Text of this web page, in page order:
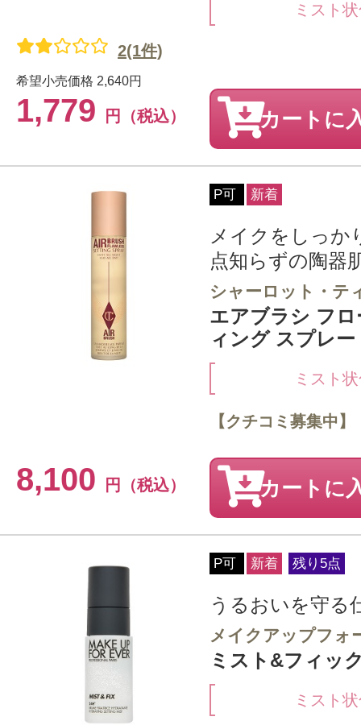
ミスト
希望小売価格 2,640円
1,779 円（税込）
2(1件)
カートに
P可 新着
メイクをしっか
点知らずの陶器
シャーロット・テ
エアブラシ フ
ィング スプレー
ミスト
8,100 円（税込）
【クチコミ募集中】
カートに
P可 新着 残り5点
うるおいを守る
メイクアップフォ
ミスト&フィッ
ミスト